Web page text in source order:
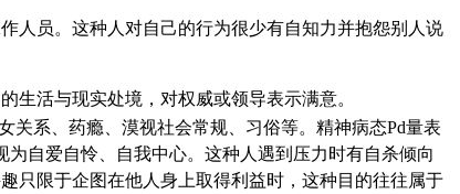
人员。这种人对自己的行为很少有自知力并抱怨别人说
生活与现实处境，对权威或领导表示满意。
系、药瘾、漠视社会常规、习俗等。精神病态Pd量表
自爱自怜、自我中心。这种人遇到压力时有自杀倾向
只限于企图在他人身上取得利益时，这种目的往往属于